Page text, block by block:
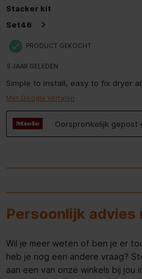
Stacker kit
Set46
PRODUCT GEKOCHT
5 JAAR GELEDEN
Simple to install, easy to fix dryer
Met Google vertalen
Oorspronkelijk gepost
Persoonlijk advies
Wil je meer weten of ben je er
heb je nog een andere vraag?
aan een van onze winkels bij jou